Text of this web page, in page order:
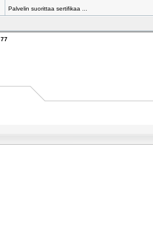
Palvelin suorittaa sertifikaa ...
77